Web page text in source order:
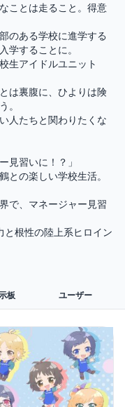
ことは走ること。得意
のある学校に進学する
学することに。
生アイドルユニット
は裏腹に、ひよりは険
。
人たちと関わりたくな
見習いに！？」
との楽しい学校生活。
で、マネージャー見習
根性の陸上系ヒロイン
板 ユーザー